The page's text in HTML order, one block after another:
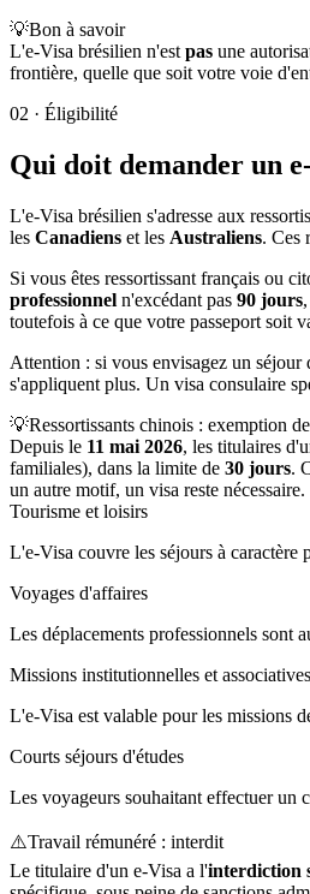
💡Bon à savoir
L'e-Visa brésilien n'est pas une
frontière, quelle que soit votre voie
02 · Éligibilité
Qui doit demander un
L'e-Visa brésilien s'adresse aux
les Canadiens et les Australiens. Ces
Si vous êtes ressortissant français ou
professionnel n'excédant pas 90 jours
toutefois à ce que votre passeport soit
Attention : si vous envisagez un séjour
s'appliquent plus. Un visa consulaire
💡Ressortissants chinois : exemption
Depuis le 11 mai 2026, les titulaires
familiales), dans la limite de 30 jours.
un autre motif, un visa reste nécessaire.
Tourisme et loisirs
L'e-Visa couvre les séjours à caractère
Voyages d'affaires
Les déplacements professionnels sont
Missions institutionnelles et associatives
L'e-Visa est valable pour les missions
Courts séjours d'études
Les voyageurs souhaitant effectuer un
⚠️Travail rémunéré : interdit
Le titulaire d'un e-Visa a l'interdiction